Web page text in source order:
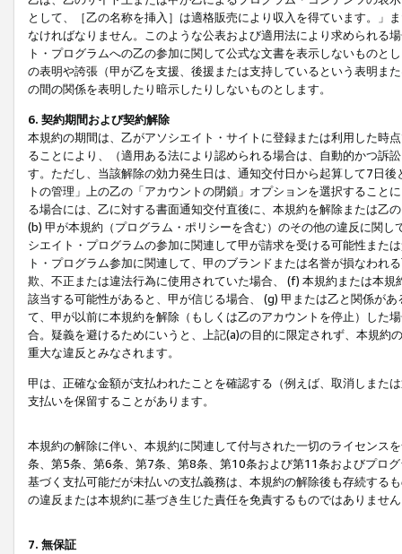
として、［乙の名称を挿入］は適格販売により収入を得ています。」
なければなりません。このような公表および適用法により求められる
ト・プログラムへの乙の参加に関して公式な文書を表示しないもの
の表明や誇張（甲が乙を支援、後援または支持しているという表明ま
の間の関係を表明したり暗示したりしないものとします。
6. 契約期間および契約解除
本規約の期間は、乙がアソシエイト・サイトに登録または利用した時
ることにより、（適用ある法により認められる場合は、自動的かつ訴
す。ただし、当該解除の効力発生日は、通知交付日から起算して7日
トの管理」上の乙の「アカウントの閉鎖」オプションを選択するこ
る場合には、乙に対する書面通知交付直後に、本規約を解除または乙
(b) 甲が本規約（プログラム・ポリシーを含む）のその他の違反に関
シエイト・プログラムの参加に関連して甲が請求を受ける可能性また
ト・プログラム参加に関連して、甲のブランドまたは名誉が損なわれ
欺、不正または違法行為に使用されていた場合、 (f) 本規約または本
該当する可能性があると、甲が信じる場合、 (g) 甲または乙と関係が
て、甲が以前に本規約を解除（もしくは乙のアカウントを停止）した
合。疑義を避けるためにいうと、上記(a)の目的に限定されず、本規
重大な違反とみなされます。
甲は、正確な金額が支払われたことを確認する（例えば、取消しまた
支払いを保留することがあります。
本規約の解除に伴い、本規約に関連して付与された一切のライセンス
条、第5条、第6条、第7条、第8条、第10条および第11条およびプロ
基づく支払可能だが未払いの支払義務は、本規約の解除後も存続する
の違反または本規約に基づき生じた責任を免責するものではありませ
7. 無保証